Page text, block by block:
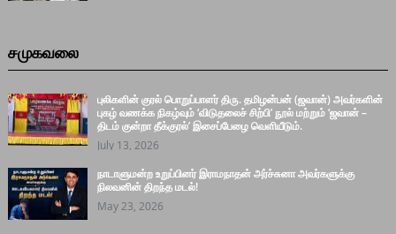
சமுகவலை
புலிகளின் குரல் பொறுப்பாளர் திரு. தமிழன்பன் (ஜவான்) அவர்களின்
புகழ் வணக்க நிகழ்வும் ‘விடுதலைச் சிற்பி’ நூல் மற்றும் ‘ஜவான் –
திடம் குன்றா தீக்குரல்’ இசைப்பேழை வெளியீடும்.
July 13, 2026
நாடாளுமன்ற உறுப்பினர் இராமநாதன் அர்ச்சுனா அவர்களுக்கு
நிலவனின் திறந்த மடல்!
May 23, 2026